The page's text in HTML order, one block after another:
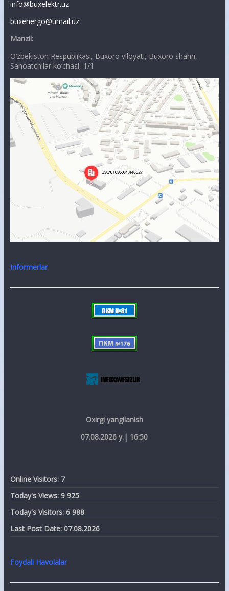
info@buxelektr.uz
buxenergo@umail.uz
Manzil:
O’zbekiston Respublikasi, Buxoro viloyati, Buxoro shahri,
Sanoatchilar ko’chasi, 1/1
Informerlar
Oxirgi yangilanish
07.08.2026 y.| 16:50
Online Visitors: 7
Today's Views: 9 925
Today's Visitors: 6 988
Last Post Date: 07.08.2026
Foydali Havolalar